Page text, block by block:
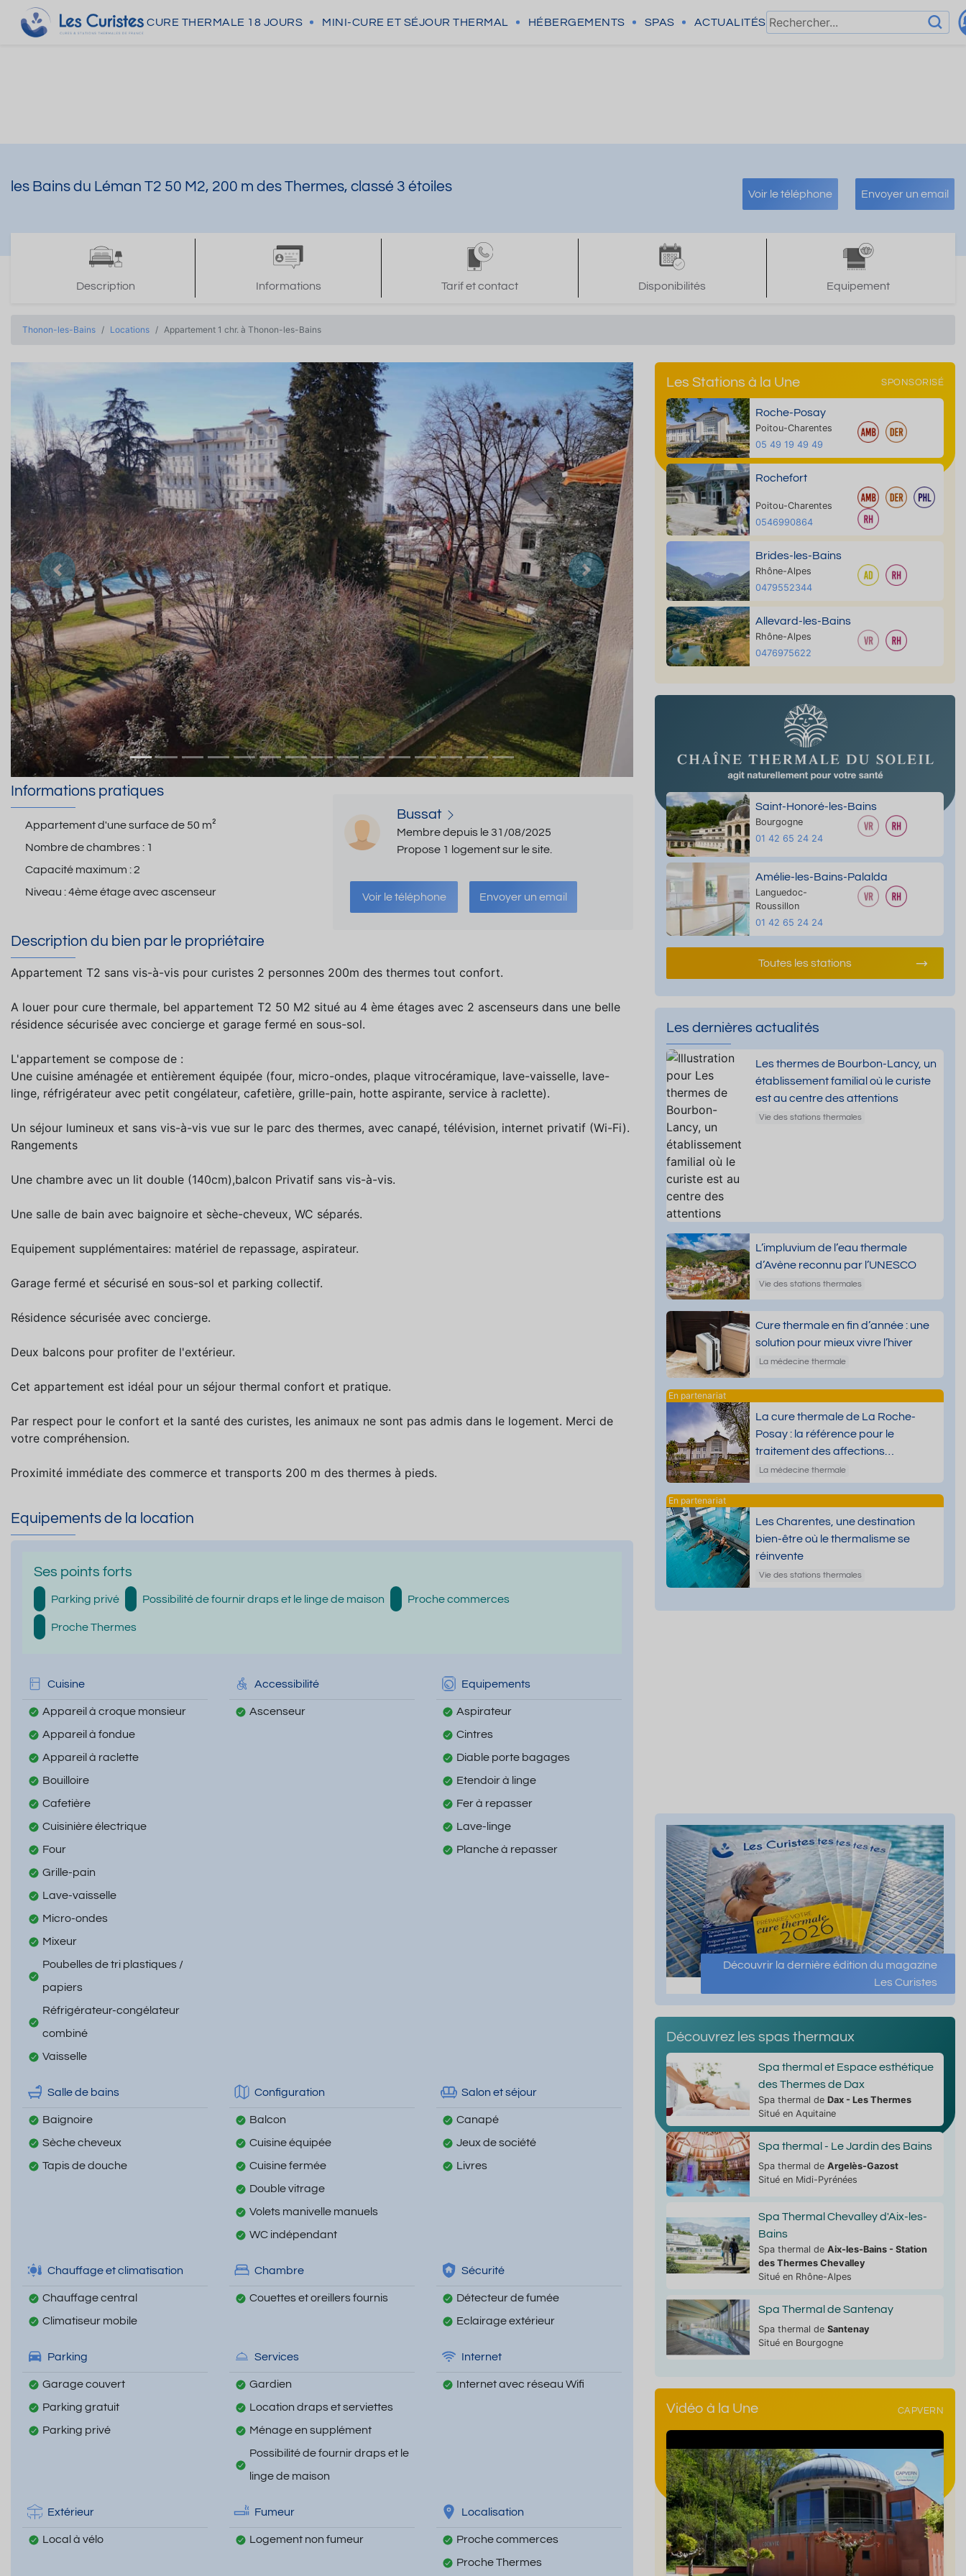
CURE THERMALE 18 JOURS MINI-CURE ET SÉJOUR THERMAL HÉBERGEMENTS SPAS ACTUALITÉS
les Bains du Léman T2 50 M2, 200 m des Thermes, classé 3 étoiles Voir le téléphone Envoyer un email
Description Informations Tarif et contact Disponibilités Equipement
Thonon-les-Bains Locations Appartement 1 chr. à Thonon-les-Bains
Précedent Suivant
Informations pratiques
Appartement d'une surface de50 m²
Nombre de chambres : 1
Capacité maximum :2
Niveau :4ème étage avec ascenseur
Bussat
Membre depuis le 31/08/2025
Propose 1 logement sur le site.
Voir le téléphone Envoyer un email
Description du bien par le propriétaire
Appartement T2 sans vis-à-vis pour curistes 2 personnes 200m des thermes tout confort.
A louer pour cure thermale, bel appartement T2 50 M2 situé au 4 ème étages avec 2 ascenseurs dans une belle
résidence sécurisée avec concierge et garage fermé en sous-sol.
L'appartement se compose de :
Une cuisine aménagée et entièrement équipée (four, micro-ondes, plaque vitrocéramique, lave-vaisselle, lave-
linge, réfrigérateur avec petit congélateur, cafetière, grille-pain, hotte aspirante, service à raclette).
Un séjour lumineux et sans vis-à-vis vue sur le parc des thermes, avec canapé, télévision, internet privatif (Wi-Fi).
Rangements
Une chambre avec un lit double (140cm),balcon Privatif sans vis-à-vis.
Une salle de bain avec baignoire et sèche-cheveux, WC séparés.
Equipement supplémentaires: matériel de repassage, aspirateur.
Garage fermé et sécurisé en sous-sol et parking collectif.
Résidence sécurisée avec concierge.
Deux balcons pour profiter de l'extérieur.
Cet appartement est idéal pour un séjour thermal confort et pratique.
Par respect pour le confort et la santé des curistes, les animaux ne sont pas admis dans le logement. Merci de
votre compréhension.
Proximité immédiate des commerce et transports 200 m des thermes à pieds.
Equipements de la location
Ses points forts
Parking privé Possibilité de fournir draps et le linge de maison Proche commerces
Proche Thermes
Cuisine
Appareil à croque monsieur
Appareil à fondue
Appareil à raclette
Bouilloire
Cafetière
Cuisinière électrique
Four
Grille-pain
Lave-vaisselle
Micro-ondes
Mixeur
Poubelles de tri plastiques /
papiers
Réfrigérateur-congélateur
combiné
Vaisselle
Accessibilité
Ascenseur
Equipements
Aspirateur
Cintres
Diable porte bagages
Etendoir à linge
Fer à repasser
Lave-linge
Planche à repasser
Salle de bains
Baignoire
Sèche cheveux
Tapis de douche
Configuration
Balcon
Cuisine équipée
Cuisine fermée
Double vitrage
Volets manivelle manuels
WC indépendant
Salon et séjour
Canapé
Jeux de société
Livres
Chauffage et climatisation
Chauffage central
Climatiseur mobile
Chambre
Couettes et oreillers fournis
Sécurité
Détecteur de fumée
Eclairage extérieur
Parking
Garage couvert
Parking gratuit
Parking privé
Services
Gardien
Location draps et serviettes
Ménage en supplément
Possibilité de fournir draps et le
linge de maison
Internet
Internet avec réseau Wifi
Extérieur
Local à vélo
Fumeur
Logement non fumeur
Localisation
Proche commerces
Proche Thermes
Les Stations à la Une SPONSORISÉ
Roche-Posay
Poitou-Charentes
05 49 19 49 49
Rochefort
Poitou-Charentes
0546990864
Brides-les-Bains
Rhône-Alpes
0479552344
Allevard-les-Bains
Rhône-Alpes
0476975622
Saint-Honoré-les-Bains
Bourgogne
01 42 65 24 24
Amélie-les-Bains-Palalda
Languedoc-
Roussillon
01 42 65 24 24
Toutes les stations
Les dernières actualités
Les thermes de Bourbon-Lancy, un
établissement familial où le curiste
est au centre des attentions
Vie des stations thermales
L’impluvium de l’eau thermale
d’Avène reconnu par l’UNESCO
Vie des stations thermales
Cure thermale en fin d’année : une
solution pour mieux vivre l’hiver
La médecine thermale
La cure thermale de La Roche-
Posay : la référence pour le
traitement des affections
dermatologiques
La médecine thermale
Les Charentes, une destination
bien-être où le thermalisme se
réinvente
Vie des stations thermales
Découvrir la dernière édition du magazine
Les Curistes
Découvrez les spas thermaux
Spa thermal et Espace esthétique
des Thermes de Dax
Spa thermal de Dax - Les Thermes
Situé en Aquitaine
Spa thermal - Le Jardin des Bains
Spa thermal de Argelès-Gazost
Situé en Midi-Pyrénées
Spa Thermal Chevalley d'Aix-les-
Bains
Spa thermal de Aix-les-Bains - Station
des Thermes Chevalley
Situé en Rhône-Alpes
Spa Thermal de Santenay
Spa thermal de Santenay
Situé en Bourgogne
Vidéo à la Une CAPVERN